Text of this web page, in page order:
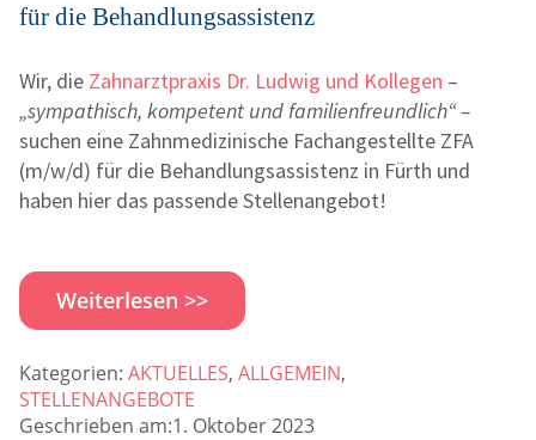
für die Behandlungsassistenz
Wir, die Zahnarztpraxis Dr. Ludwig und Kollegen –
„sympathisch, kompetent und familienfreundlich“ –
suchen eine Zahnmedizinische Fachangestellte ZFA
(m/w/d) für die Behandlungsassistenz in Fürth und
haben hier das passende Stellenangebot!
Weiterlesen >>
Kategorien: AKTUELLES, ALLGEMEIN,
STELLENANGEBOTE
Geschrieben am:1. Oktober 2023